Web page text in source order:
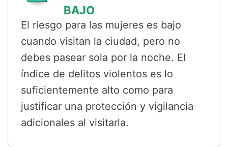
BAJO
El riesgo para las mujeres es bajo
cuando visitan la ciudad, pero no
debes pasear sola por la noche. El
índice de delitos violentos es lo
suficientemente alto como para
justificar una protección y vigilancia
adicionales al visitarla.